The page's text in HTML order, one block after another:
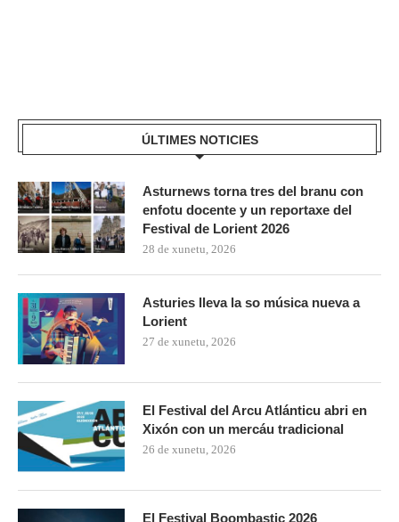
ÚLTIMES NOTICIES
Asturnews torna tres del branu con
enfotu docente y un reportaxe del
Festival de Lorient 2026
28 de xunetu, 2026
Asturies lleva la so música nueva a
Lorient
27 de xunetu, 2026
El Festival del Arcu Atlánticu abri en
Xixón con un mercáu tradicional
26 de xunetu, 2026
El Festival Boombastic 2026